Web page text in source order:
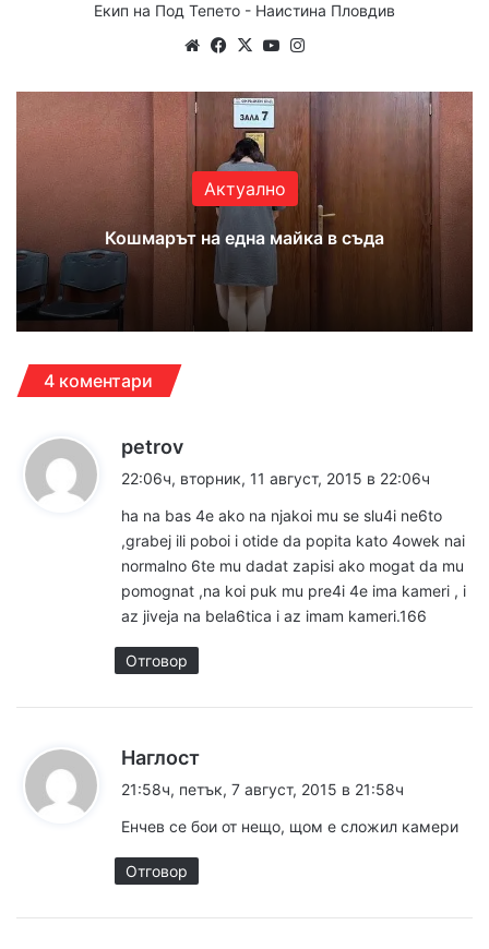
Екип на Под Тепето - Наистина Пловдив
We
te
Fa
bo
ok
X
Yo
ub
e
ra
Актуално
Кошмарът на една майка в съда
4 коментари
petrov
а
:
22:06ч, вторник, 11 август, 2015 в 22:06ч
ha na bas 4e ako na njakoi mu se slu4i ne6to
,grabej ili poboi i otide da popita kato 4owek nai
normalno 6te mu dadat zapisi ako mogat da mu
pomognat ,na koi puk mu pre4i 4e ima kameri , i
az jiveja na bela6tica i az imam kameri.166
Отговор
Наглост
а
21:58ч, петък, 7 август, 2015 в 21:58ч
Енчев се бои от нещо, щом е сложил камери
Отговор